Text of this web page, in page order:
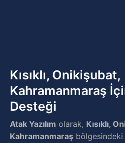
Kısıklı, Onikişubat,
Kahramanmaraş
Desteği
Atak Yazılım olarak, Kısıklı,
Kahramanmaraş